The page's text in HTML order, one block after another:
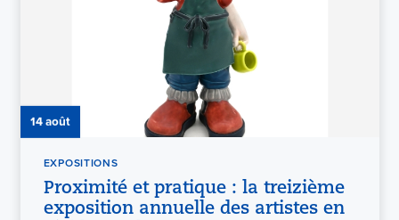
14 août
EXPOSITIONS
Proximité et pratique : la treizième
exposition annuelle des artistes en